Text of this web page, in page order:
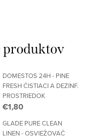
produktov
DOMESTOS 24H - PINE
FRESH ČISTIACI A DEZINF.
PROSTRIEDOK
€1,80
GLADE PURE CLEAN
LINEN - OSVIEŽOVAČ